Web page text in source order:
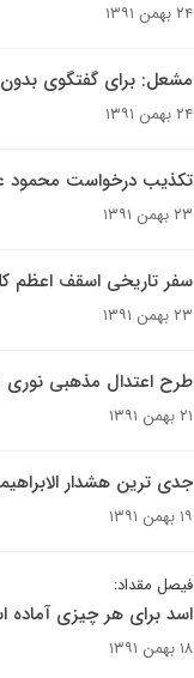
۲۴ بهمن ۱۳۹۱
مشعل: برای گفتگوی بدون
۲۴ بهمن ۱۳۹۱
تکذیب درخواست محمود
۲۳ بهمن ۱۳۹۱
سفر تاریخی اسقف اعظم
۲۳ بهمن ۱۳۹۱
طرح اعتدال مذهبی نوری
۲۱ بهمن ۱۳۹۱
جدی ترین هشدار
۱۹ بهمن ۱۳۹۱
فیصل مقداد:
اسد برای هر چیزی
۱۸ بهمن ۱۳۹۱